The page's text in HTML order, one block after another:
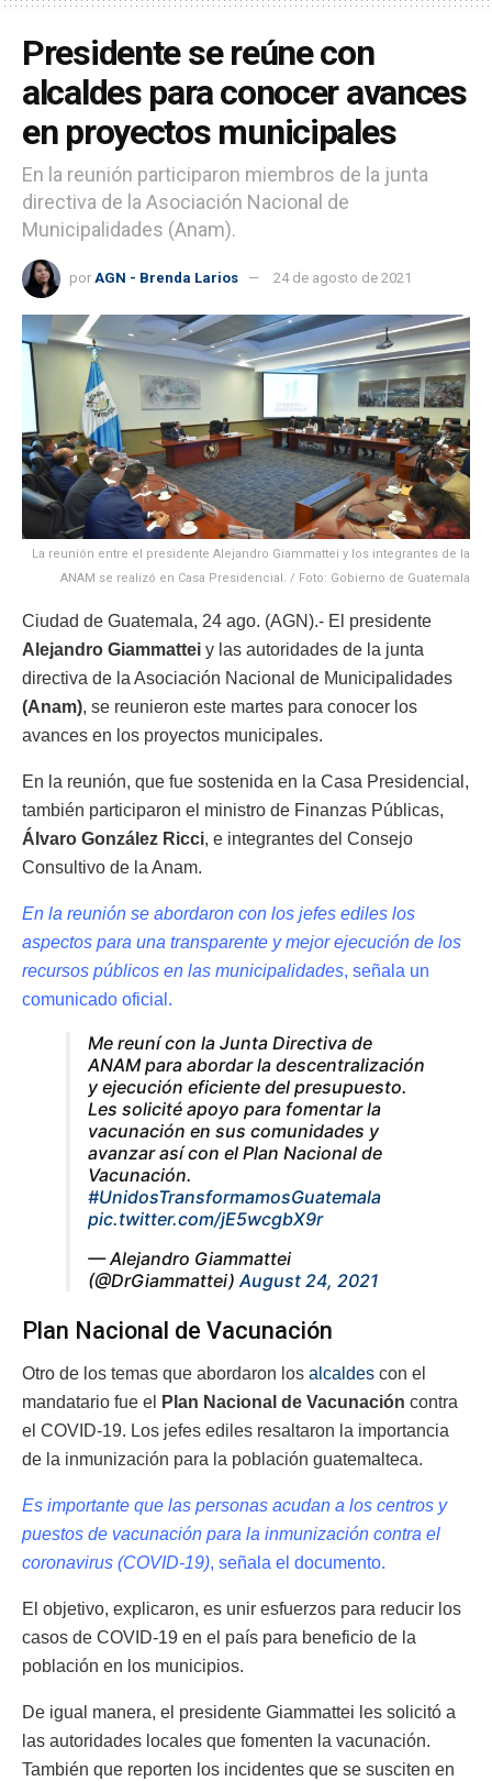
Presidente se reúne con
alcaldes para conocer avances
en proyectos municipales
En la reunión participaron miembros de la junta
directiva de la Asociación Nacional de
Municipalidades (Anam).
por AGN - Brenda Larios 24 de agosto de 2021
La reunión entre el presidente Alejandro Giammattei y los integrantes de la
ANAM se realizó en Casa Presidencial. / Foto: Gobierno de Guatemala
Ciudad de Guatemala, 24 ago. (AGN).- El presidente
Alejandro Giammattei y las autoridades de la junta
directiva de la Asociación Nacional de Municipalidades
(Anam), se reunieron este martes para conocer los
avances en los proyectos municipales.
En la reunión, que fue sostenida en la Casa Presidencial,
también participaron el ministro de Finanzas Públicas,
Álvaro González Ricci, e integrantes del Consejo
Consultivo de la Anam.
En la reunión se abordaron con los jefes ediles los
aspectos para una transparente y mejor ejecución de los
recursos públicos en las municipalidades, señala un
comunicado oficial.
Me reuní con la Junta Directiva de
ANAM para abordar la descentralización
y ejecución eficiente del presupuesto.
Les solicité apoyo para fomentar la
vacunación en sus comunidades y
avanzar así con el Plan Nacional de
Vacunación.
#UnidosTransformamosGuatemala
pic.twitter.com/jE5wcgbX9r
— Alejandro Giammattei
(@DrGiammattei) August 24, 2021
Plan Nacional de Vacunación
Otro de los temas que abordaron los alcaldes con el
mandatario fue el
Plan Nacional de Vacunación contra
el COVID-19. Los jefes ediles resaltaron la importancia
de la inmunización para la población guatemalteca.
Es importante que las personas acudan a los centros y
puestos de vacunación para la inmunización contra el
coronavirus (COVID-19), señala el documento.
El objetivo, explicaron, es unir esfuerzos para reducir los
casos de COVID-19 en el país para beneficio de la
población en los municipios.
De igual manera, el presidente Giammattei les solicitó a
las autoridades locales que fomenten la vacunación.
También que reporten los incidentes que se susciten en